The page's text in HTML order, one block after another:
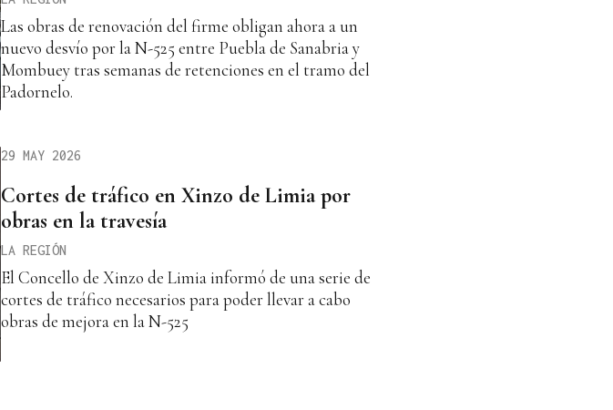
Las obras de renovación del firme obligan ahora a un
nuevo desvío por la N-525 entre Puebla de Sanabria y
Mombuey tras semanas de retenciones en el tramo del
Padornelo.
29 MAY 2026
Cortes de tráfico en Xinzo de Limia por
obras en la travesía
LA REGIÓN
El Concello de Xinzo de Limia informó de una serie de
cortes de tráfico necesarios para poder llevar a cabo
obras de mejora en la N-525